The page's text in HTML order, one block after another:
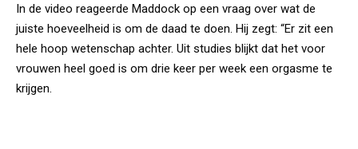
In de video reageerde Maddock op een vraag over wat de
juiste hoeveelheid is om de daad te doen. Hij zegt: “Er zit een
hele hoop wetenschap achter. Uit studies blijkt dat het voor
vrouwen heel goed is om drie keer per week een orgasme te
krijgen.